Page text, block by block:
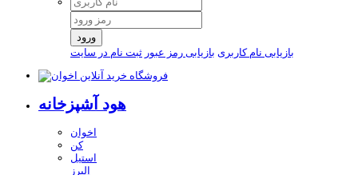
ورود
بازیابی نام کاربری بازیابی رمز عبور ثبت نام در سایت
هود آشپزخانه
اخوان
کن
استیل
البرز